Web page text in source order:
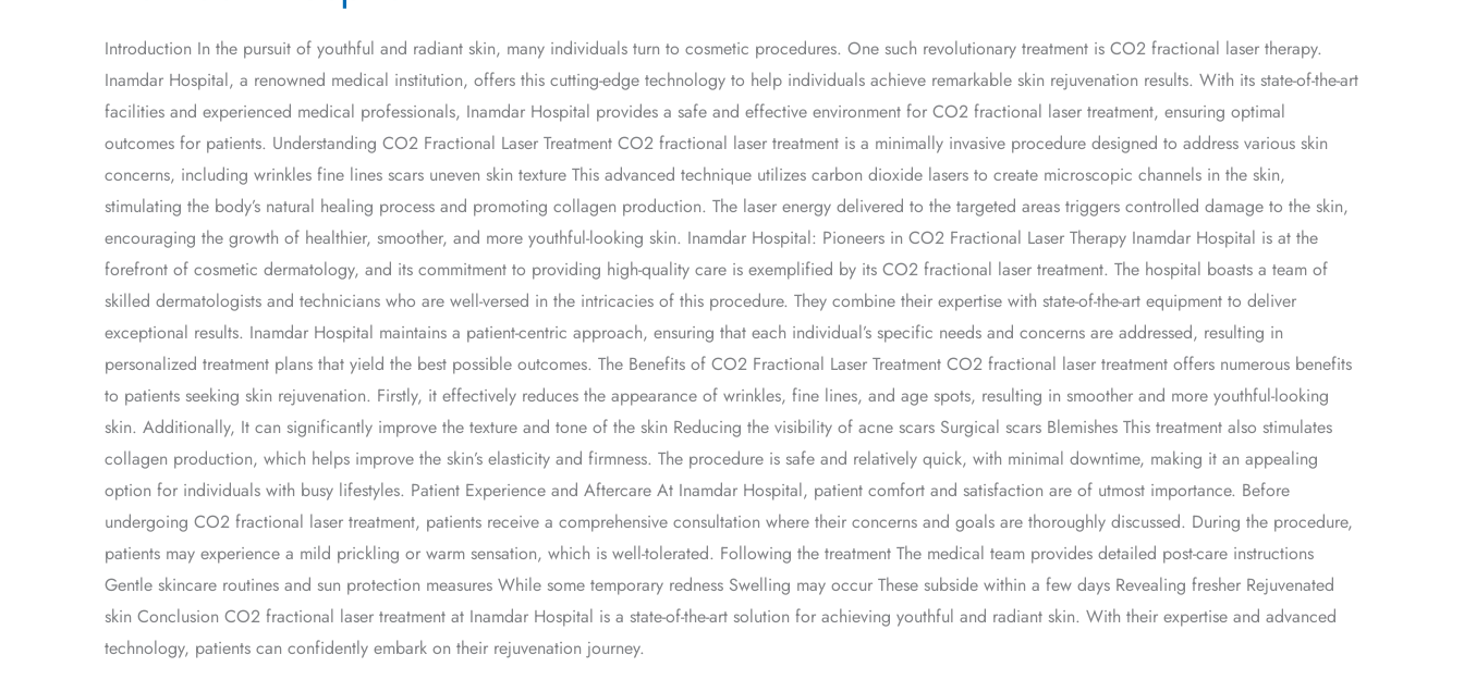
Introduction In the pursuit of youthful and radiant skin, many individuals turn to cosmetic procedures. One such revolutionary treatment is CO2 fractional laser therapy.
Inamdar Hospital, a renowned medical institution, offers this cutting-edge technology to help individuals achieve remarkable skin rejuvenation results. With its state-of-the-art
facilities and experienced medical professionals, Inamdar Hospital provides a safe and effective environment for CO2 fractional laser treatment, ensuring optimal
outcomes for patients. Understanding CO2 Fractional Laser Treatment CO2 fractional laser treatment is a minimally invasive procedure designed to address various skin
concerns, including wrinkles fine lines scars uneven skin texture This advanced technique utilizes carbon dioxide lasers to create microscopic channels in the skin,
stimulating the body’s natural healing process and promoting collagen production. The laser energy delivered to the targeted areas triggers controlled damage to the skin,
encouraging the growth of healthier, smoother, and more youthful-looking skin. Inamdar Hospital: Pioneers in CO2 Fractional Laser Therapy Inamdar Hospital is at the
forefront of cosmetic dermatology, and its commitment to providing high-quality care is exemplified by its CO2 fractional laser treatment. The hospital boasts a team of
skilled dermatologists and technicians who are well-versed in the intricacies of this procedure. They combine their expertise with state-of-the-art equipment to deliver
exceptional results. Inamdar Hospital maintains a patient-centric approach, ensuring that each individual’s specific needs and concerns are addressed, resulting in
personalized treatment plans that yield the best possible outcomes. The Benefits of CO2 Fractional Laser Treatment CO2 fractional laser treatment offers numerous benefits
to patients seeking skin rejuvenation. Firstly, it effectively reduces the appearance of wrinkles, fine lines, and age spots, resulting in smoother and more youthful-looking
skin. Additionally, It can significantly improve the texture and tone of the skin Reducing the visibility of acne scars Surgical scars Blemishes This treatment also stimulates
collagen production, which helps improve the skin’s elasticity and firmness. The procedure is safe and relatively quick, with minimal downtime, making it an appealing
option for individuals with busy lifestyles. Patient Experience and Aftercare At Inamdar Hospital, patient comfort and satisfaction are of utmost importance. Before
undergoing CO2 fractional laser treatment, patients receive a comprehensive consultation where their concerns and goals are thoroughly discussed. During the procedure,
patients may experience a mild prickling or warm sensation, which is well-tolerated. Following the treatment The medical team provides detailed post-care instructions
Gentle skincare routines and sun protection measures While some temporary redness Swelling may occur These subside within a few days Revealing fresher Rejuvenated
skin Conclusion CO2 fractional laser treatment at Inamdar Hospital is a state-of-the-art solution for achieving youthful and radiant skin. With their expertise and advanced
technology, patients can confidently embark on their rejuvenation journey.
Fractional
Laser
Treatment
at
Inamdar
Hospital